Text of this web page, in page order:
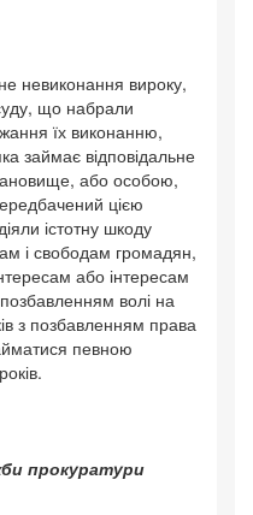
невиконання вироку,
що набрали
їх виконанню,
займає відповідальне
або особою,
цією
істотну шкоду
і свободам громадян,
або інтересам
волі на
з позбавленням права
певною
прокуратури